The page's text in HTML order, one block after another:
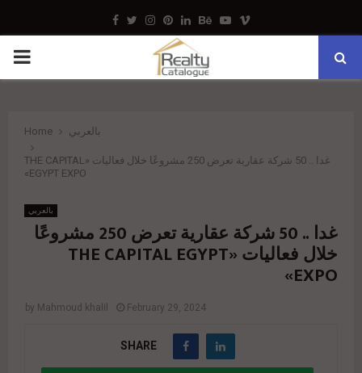
Facebook
TwitterInstagram
Pinterest
LinkedinBehance
Youtube
Vimeo
PRIMARY
Home بالعربي
غدا .. 50 شركة عقارية تعرض 250 مشروعًا خلال فعاليات «THE CAPITAL
EGYPT EXPO»
بالعربي
غدا .. 50 شركة عقارية تعرض 250 مشروعًا
خلال فعاليات «THE CAPITAL EGYPT
EXPO»
by Mahmoud khalil February 29, 2024
SHARE